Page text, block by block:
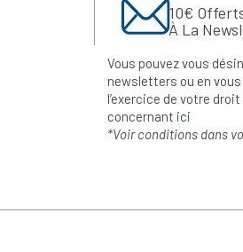
10€
À La
Vous pouvez vous
newsletters ou en
l’exercice de votre
concernant ici
*Voir conditions dans